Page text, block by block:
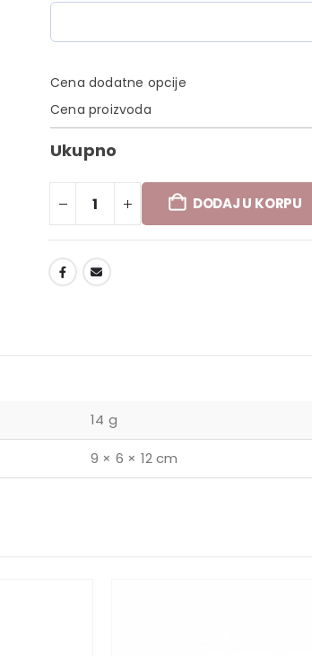
Cena dodatne opcije
Cena proizvoda
Ukupno
DODAJ U KORPU
14 g
9 × 6 × 12 cm